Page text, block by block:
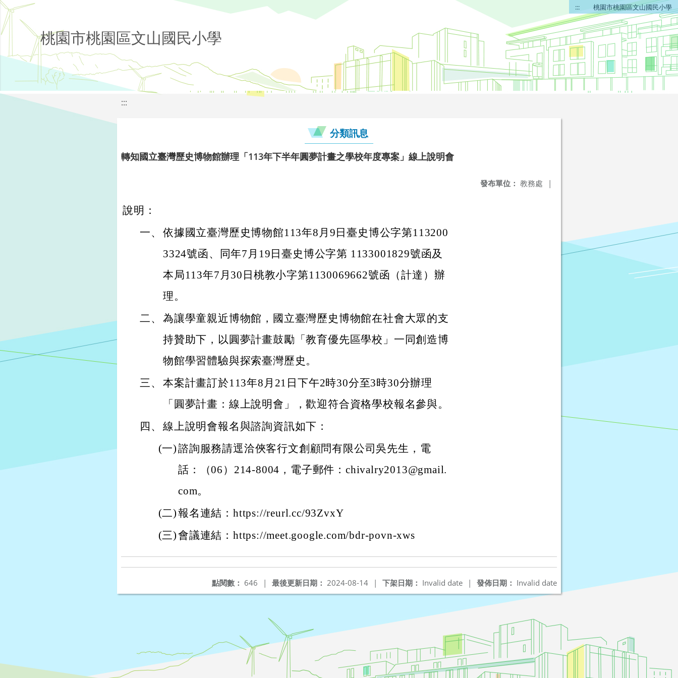
::: 桃園市桃園區文山國民小學
桃園市桃園區文山國民小學
:::
分類訊息
轉知國立臺灣歷史博物館辦理「113年下半年圓夢計畫之學校年度專案」線上說明會
發布單位： 教務處 |
說明：
一、 依據國立臺灣歷史博物館113年8月9日臺史博公字第113200
3324號函、同年7月19日臺史博公字第 1133001829號函及
本局113年7月30日桃教小字第1130069662號函（計達）辦
理。
二、 為讓學童親近博物館，國立臺灣歷史博物館在社會大眾的支
持贊助下，以圓夢計畫鼓勵「教育優先區學校」一同創造博
物館學習體驗與探索臺灣歷史。
三、 本案計畫訂於113年8月21日下午2時30分至3時30分辦理
「圓夢計畫：線上說明會」，歡迎符合資格學校報名參與。
四、 線上說明會報名與諮詢資訊如下：
(一)諮詢服務請逕洽俠客行文創顧問有限公司吳先生，電
話：（06）214-8004，電子郵件：chivalry2013@gmail.
com。
(二)報名連結：https://reurl.cc/93ZvxY
(三)會議連結：https://meet.google.com/bdr-povn-xws
發佈日期： Invalid date
下架日期： Invalid date |
最後更新日期： 2024-08-14 |
點閱數： 646 |